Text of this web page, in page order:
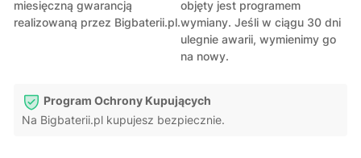
miesięczną gwarancją
realizowaną przez Bigbaterii.pl.
objęty jest programem
wymiany. Jeśli w ciągu 30 dni
ulegnie awarii, wymienimy go
na nowy.
Program Ochrony Kupujących
Na Bigbaterii.pl kupujesz bezpiecznie.